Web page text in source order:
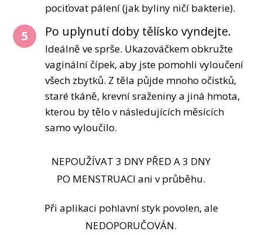
pociťovat pálení (jak byliny ničí bakterie).
5 Po uplynutí doby tělísko vyndejte.
Ideálně ve sprše. Ukazováčkem obkružte
vaginální čípek, aby jste pomohli vyloučení
všech zbytků. Z těla půjde mnoho očistků,
staré tkáně, krevní sraženiny a jiná hmota,
kterou by tělo v následujících měsících
samo vyloučilo.
NEPOUŽÍVAT 3 DNY PŘED A 3 DNY
PO MENSTRUACI ani v průběhu.
Při aplikaci pohlavní styk povolen, ale
NEDOPORUČOVÁN.